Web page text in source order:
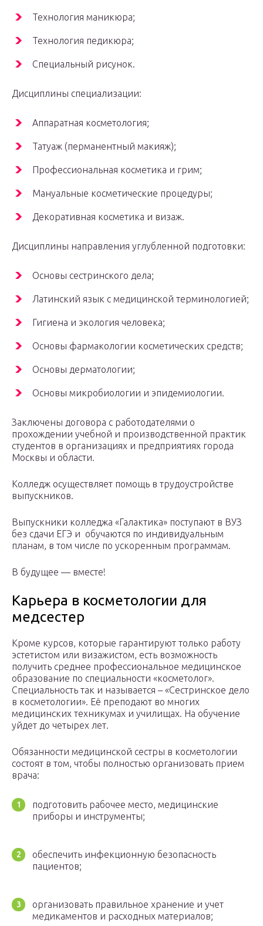
Технология маникюра;
Технология педикюра;
Специальный рисунок.
Дисциплины специализации:
Аппаратная косметология;
Татуаж (перманентный макияж);
Профессиональная косметика и грим;
Мануальные косметические процедуры;
Декоративная косметика и визаж.
Дисциплины направления углубленной подготовки:
Основы сестринского дела;
Латинский язык с медицинской терминологией;
Гигиена и экология человека;
Основы фармакологии косметических средств;
Основы дерматологии;
Основы микробиологии и эпидемиологии.
Заключены договора с работодателями о
прохождении учебной и производственной практик
студентов в организациях и предприятиях города
Москвы и области.
Колледж осуществляет помощь в трудоустройстве
выпускников.
Выпускники колледжа «Галактика» поступают в ВУЗ
без сдачи ЕГЭ и обучаются по индивидуальным
планам, в том числе по ускоренным программам.
В будущее — вместе!
Карьера в косметологии для
медсестер
Кроме курсов, которые гарантируют только работу
эстетистом или визажистом, есть возможность
получить среднее профессиональное медицинское
образование по специальности «косметолог».
Специальность так и называется – «Сестринское дело
в косметологии». Её преподают во многих
медицинских техникумах и училищах. На обучение
уйдет до четырех лет.
Обязанности медицинской сестры в косметологии
состоят в том, чтобы полностью организовать прием
врача:
подготовить рабочее место, медицинские
приборы и инструменты;
обеспечить инфекционную безопасность
пациентов;
организовать правильное хранение и учет
медикаментов и расходных материалов;